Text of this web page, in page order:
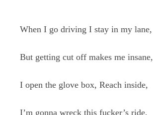
When I go driving I stay in my lane,
But getting cut off makes me insane,
I open the glove box, Reach inside,
I’m gonna wreck this fucker’s ride,